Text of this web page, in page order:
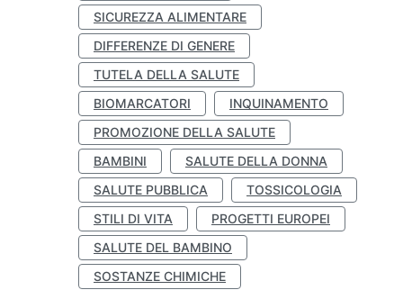
SICUREZZA ALIMENTARE
DIFFERENZE DI GENERE
TUTELA DELLA SALUTE
BIOMARCATORI
INQUINAMENTO
PROMOZIONE DELLA SALUTE
BAMBINI
SALUTE DELLA DONNA
SALUTE PUBBLICA
TOSSICOLOGIA
STILI DI VITA
PROGETTI EUROPEI
SALUTE DEL BAMBINO
SOSTANZE CHIMICHE